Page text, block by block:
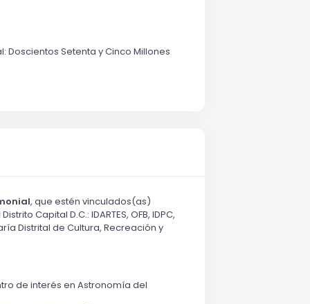
Doscientos Setenta y Cinco Millones
, que estén vinculados(as)
Capital D.C.: IDARTES, OFB, IDPC,
Distrital de Cultura, Recreación y
de interés en Astronomía del